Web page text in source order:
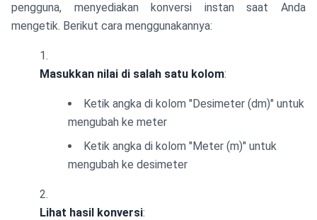
pengguna, menyediakan konversi instan saat Anda
mengetik. Berikut cara menggunakannya:
Masukkan nilai di salah satu kolom:
Ketik angka di kolom "Desimeter (dm)" untuk
mengubah ke meter
Ketik angka di kolom "Meter (m)" untuk
mengubah ke desimeter
Lihat hasil konversi: